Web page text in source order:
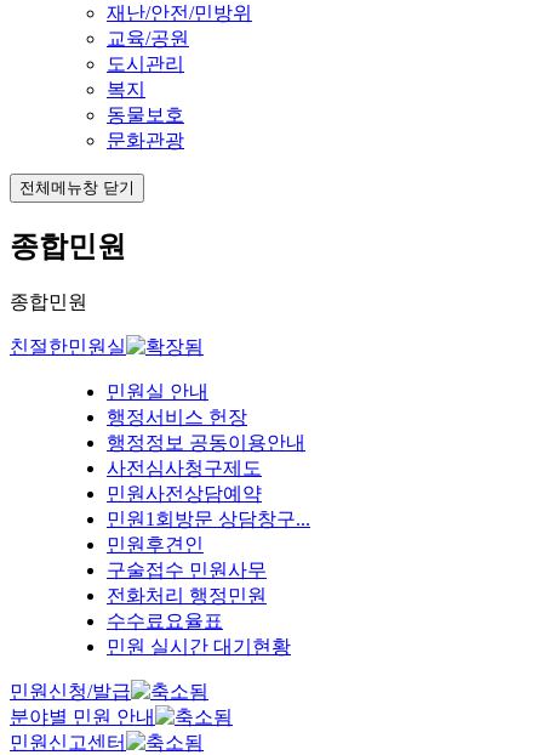
재난/안전/민방위
교육/공원
도시관리
복지
동물보호
문화관광
전체메뉴창 닫기
종합민원
종합민원
친절한민원실
민원실 안내
행정서비스 헌장
행정정보 공동이용안내
사전심사청구제도
민원사전상담예약
민원1회방문 상담창구...
민원후견인
구술접수 민원사무
전화처리 행정민원
수수료요율표
민원 실시간 대기현황
민원신청/발급
분야별 민원 안내
민원신고센터